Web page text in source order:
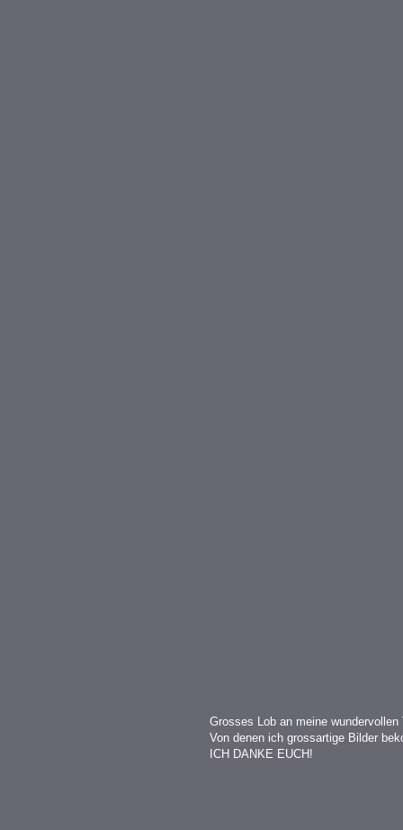
Grosses Lob an meine wundervollen
Von denen ich grossartige Bilder
ICH DANKE EUCH!